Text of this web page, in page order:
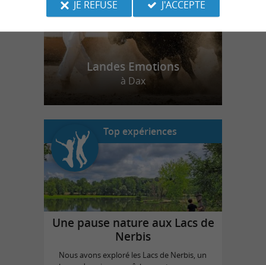
Landes Emotions
à Dax
Top expériences
Une pause nature aux Lacs de
Nerbis
Nous avons exploré les Lacs de Nerbis, un
JE REFUSE
J'ACCEPTE